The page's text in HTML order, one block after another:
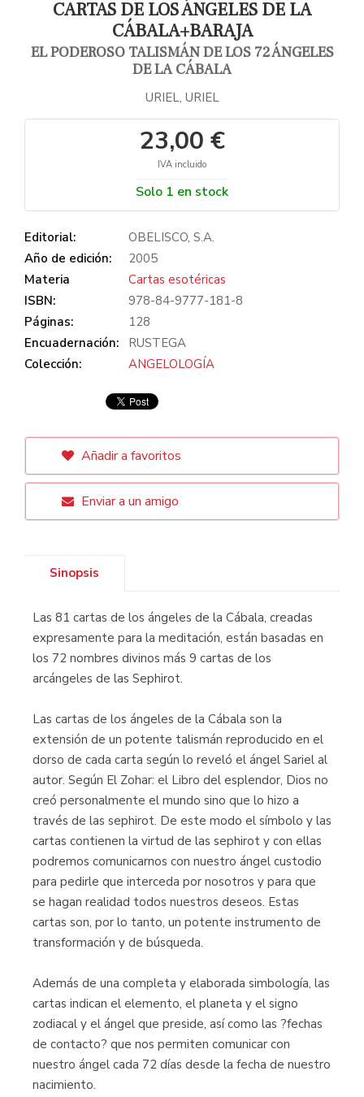
CARTAS DE LOS ÁNGELES DE LA
CÁBALA+BARAJA
EL PODEROSO TALISMÁN DE LOS 72 ÁNGELES
DE LA CÁBALA
URIEL, URIEL
23,00 €
IVA incluido
Solo 1 en stock
Editorial:
OBELISCO, S.A.
Año de edición:
2005
Materia
Cartas esotéricas
ISBN:
978-84-9777-181-8
Páginas:
128
Encuadernación:
RUSTEGA
Colección:
ANGELOLOGÍA
Añadir a favoritos
Enviar a un amigo
Sinopsis
Las 81 cartas de los ángeles de la Cábala, creadas
expresamente para la meditación, están basadas en
los 72 nombres divinos más 9 cartas de los
arcángeles de las Sephirot.
Las cartas de los ángeles de la Cábala son la
extensión de un potente talismán reproducido en el
dorso de cada carta según lo reveló el ángel Sariel al
autor. Según El Zohar: el Libro del esplendor, Dios no
creó personalmente el mundo sino que lo hizo a
través de las sephirot. De este modo el símbolo y las
cartas contienen la virtud de las sephirot y con ellas
podremos comunicarnos con nuestro ángel custodio
para pedirle que interceda por nosotros y para que
se hagan realidad todos nuestros deseos. Estas
cartas son, por lo tanto, un potente instrumento de
transformación y de búsqueda.
Además de una completa y elaborada simbología, las
cartas indican el elemento, el planeta y el signo
zodiacal y el ángel que preside, así como las ?fechas
de contacto? que nos permiten comunicar con
nuestro ángel cada 72 días desde la fecha de nuestro
nacimiento.